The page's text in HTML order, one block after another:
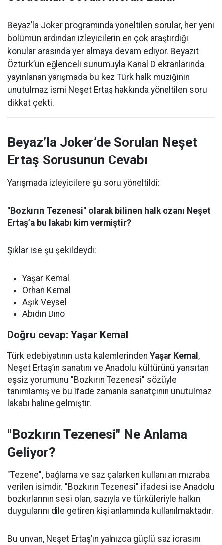
Beyaz’la Joker programında yöneltilen sorular, her yeni
bölümün ardından izleyicilerin en çok araştırdığı
konular arasında yer almaya devam ediyor. Beyazıt
Öztürk’ün eğlenceli sunumuyla Kanal D ekranlarında
yayınlanan yarışmada bu kez Türk halk müziğinin
unutulmaz ismi Neşet Ertaş hakkında yöneltilen soru
dikkat çekti.
Beyaz’la Joker’de Sorulan Neşet
Ertaş Sorusunun Cevabı
Yarışmada izleyicilere şu soru yöneltildi:
"Bozkırın Tezenesi" olarak bilinen halk ozanı Neşet
Ertaş’a bu lakabı kim vermiştir?
Şıklar ise şu şekildeydi:
Yaşar Kemal
Orhan Kemal
Aşık Veysel
Abidin Dino
Doğru cevap: Yaşar Kemal
Türk edebiyatının usta kalemlerinden Yaşar Kemal ,
Neşet Ertaş’ın sanatını ve Anadolu kültürünü yansıtan
eşsiz yorumunu "Bozkırın Tezenesi" sözüyle
tanımlamış ve bu ifade zamanla sanatçının unutulmaz
lakabı haline gelmiştir.
"Bozkırın Tezenesi" Ne Anlama
Geliyor?
"Tezene", bağlama ve saz çalarken kullanılan mızraba
verilen isimdir. "Bozkırın Tezenesi" ifadesi ise Anadolu
bozkırlarının sesi olan, sazıyla ve türküleriyle halkın
duygularını dile getiren kişi anlamında kullanılmaktadır.
Bu unvan, Neşet Ertaş’ın yalnızca güçlü saz icrasını